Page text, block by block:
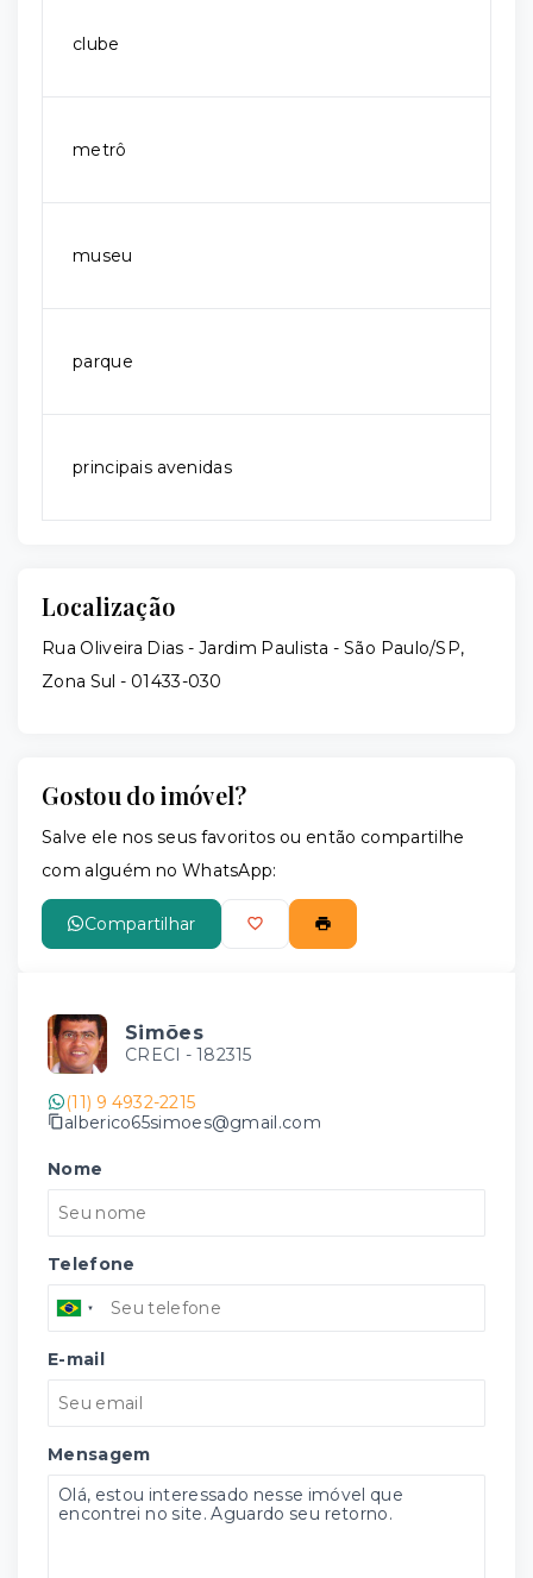
clube
metrô
museu
parque
principais avenidas
Localização
Rua Oliveira Dias - Jardim Paulista - São Paulo/SP,
Zona Sul - 01433-030
Gostou do imóvel?
Salve ele nos seus favoritos ou então compartilhe
com alguém no WhatsApp:
Compartilhar
Simões
CRECI - 182315
(11) 9 4932-2215
alberico65simoes@gmail.com
Nome
Telefone
E-mail
Mensagem